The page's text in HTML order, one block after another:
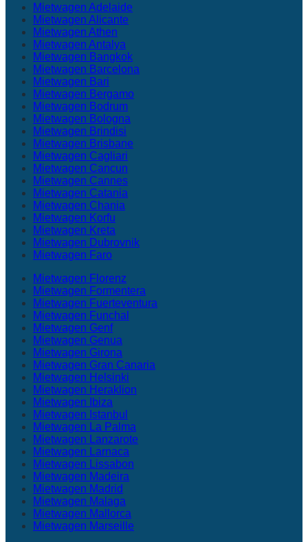
Mietwagen Adelaide
Mietwagen Alicante
Mietwagen Athen
Mietwagen Antalya
Mietwagen Bangkok
Mietwagen Barcelona
Mietwagen Bari
Mietwagen Bergamo
Mietwagen Bodrum
Mietwagen Bologna
Mietwagen Brindisi
Mietwagen Brisbane
Mietwagen Cagliari
Mietwagen Cancun
Mietwagen Cannes
Mietwagen Catania
Mietwagen Chania
Mietwagen Korfu
Mietwagen Kreta
Mietwagen Dubrovnik
Mietwagen Faro
Mietwagen Florenz
Mietwagen Formentera
Mietwagen Fuerteventura
Mietwagen Funchal
Mietwagen Genf
Mietwagen Genua
Mietwagen Girona
Mietwagen Gran Canaria
Mietwagen Helsinki
Mietwagen Heraklion
Mietwagen Ibiza
Mietwagen Istanbul
Mietwagen La Palma
Mietwagen Lanzarote
Mietwagen Larnaca
Mietwagen Lissabon
Mietwagen Madeira
Mietwagen Madrid
Mietwagen Malaga
Mietwagen Mallorca
Mietwagen Marseille